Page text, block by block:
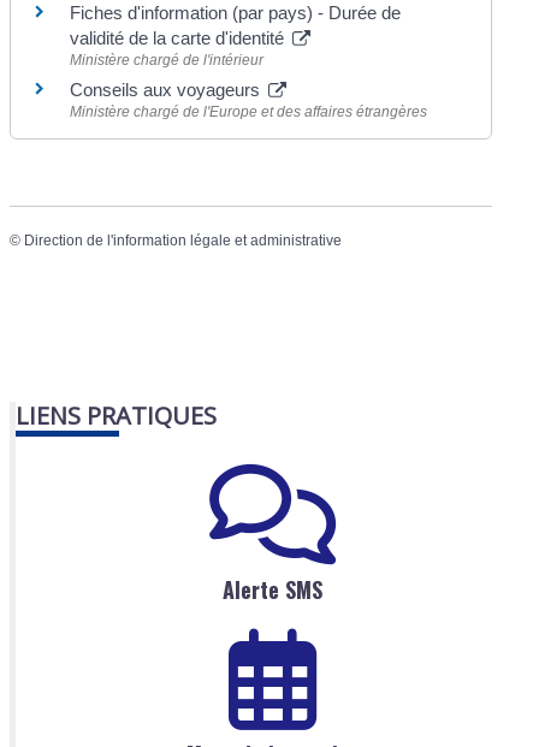
Fiches d'information (par pays) - Durée de
validité de la carte d'identité
Ministère chargé de l'intérieur
Conseils aux voyageurs
Ministère chargé de l'Europe et des affaires étrangères
© Direction de l'information légale et administrative
LIENS PRATIQUES
Alerte SMS